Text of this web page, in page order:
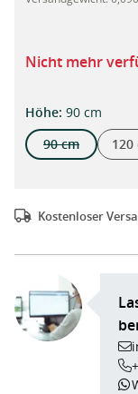
Nicht mehr
Höheauswählen
: 90 cm
90 cm
(Diese Option
120
Kostenloser